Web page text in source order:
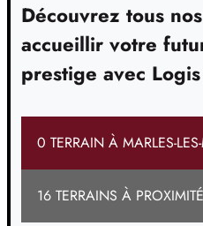
Découvrez tous
accueillir votre
prestige avec
0 TERRAIN À MARLES-
16 TERRAINS À PROXIMITÉ